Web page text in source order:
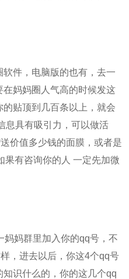
件，电脑版的也有，去一
妈妈圈人气高的时候发这
贴顶到几百条以上，就会
息具有吸引力，可以做活
价值多少钱的面膜，或者是
果有咨询你的人 一定先加微
妈妈群里加入你的qq号，不
，进去以后，你这4个qq号
识什么的，你的这几个qq